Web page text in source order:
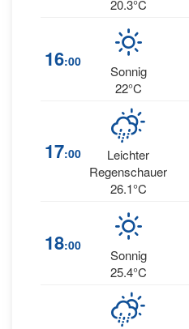
20.3°C
16:00
Sonnig
22°C
17:00
Leichter
Regenschauer
26.1°C
18:00
Sonnig
25.4°C